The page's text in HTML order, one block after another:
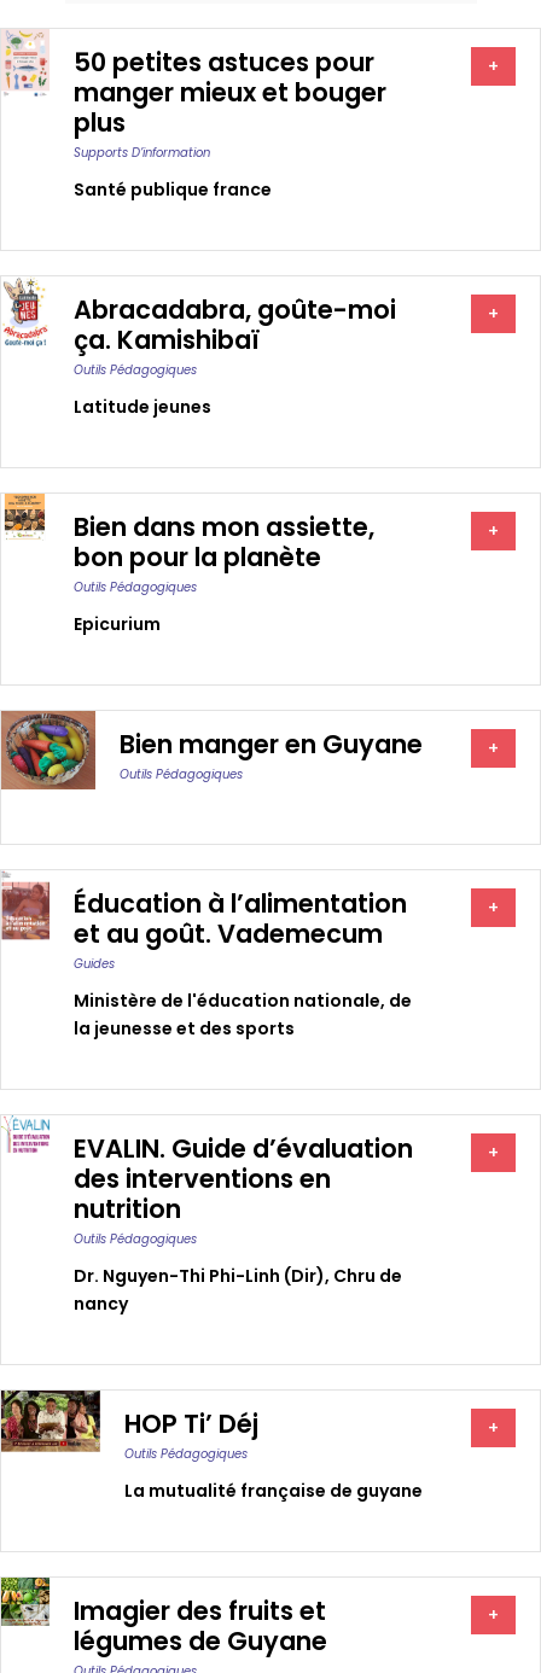
50 petites astuces pour
manger mieux et bouger
plus
Supports D’information
Santé publique france
+
Abracadabra, goûte-moi
ça. Kamishibaï
Outils Pédagogiques
Latitude jeunes
+
Bien dans mon assiette,
bon pour la planète
Outils Pédagogiques
Epicurium
+
Bien manger en Guyane
Outils Pédagogiques
+
Éducation à l’alimentation
et au goût. Vademecum
Guides
Ministère de l'éducation nationale, de
la jeunesse et des sports
+
EVALIN. Guide d’évaluation
des interventions en
nutrition
Outils Pédagogiques
Dr. Nguyen-Thi Phi-Linh (dir), Chru de
nancy
+
HOP Ti’ Déj
Outils Pédagogiques
La mutualité française de guyane
+
Imagier des fruits et
légumes de Guyane
+